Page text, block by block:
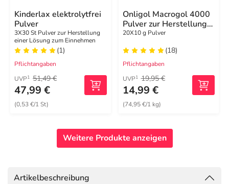
Kinderlax elektrolytfrei
Pulver
3X30 St Pulver zur Herstellung
einer Lösung zum Einnehmen
(1)
Pflichtangaben
UVP1 51,49 €
47,99 €
(0,53 €/1 St)
Onligol Macrogol 4000
Pulver zur Herstellung
e.Lösung Sachet
20X10 g Pulver
(18)
Pflichtangaben
UVP1 19,95 €
14,99 €
(74,95 €/1 kg)
Weitere Produkte anzeigen
Artikelbeschreibung